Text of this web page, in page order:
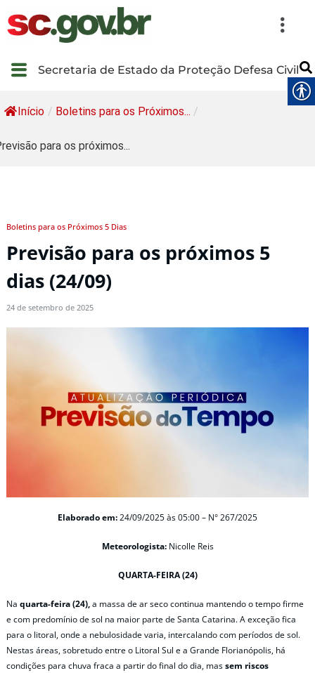
Secretaria de Estado da Proteção Defesa Civil
Início / Boletins para os Próximos... /
para os próximos...
Boletins para os Próximos 5 Dias
Previsão para os próximos 5
dias (24/09)
24 de setembro de 2025
Elaborado em:24/09/2025 às 05:00 – N° 267/2025
Meteorologista: Nicolle Reis
QUARTA-FEIRA (24)
Na quarta-feira (24),a massa de ar seco continua mantendo o tempo firme
e com predomínio de sol na maior parte de Santa Catarina. A exceção fica
para o litoral, onde a nebulosidade varia, intercalando com períodos de sol.
Nestas áreas, sobretudo entre o Litoral Sul e a Grande Florianópolis, há
condições para chuva fraca a partir do final do dia, massem riscos